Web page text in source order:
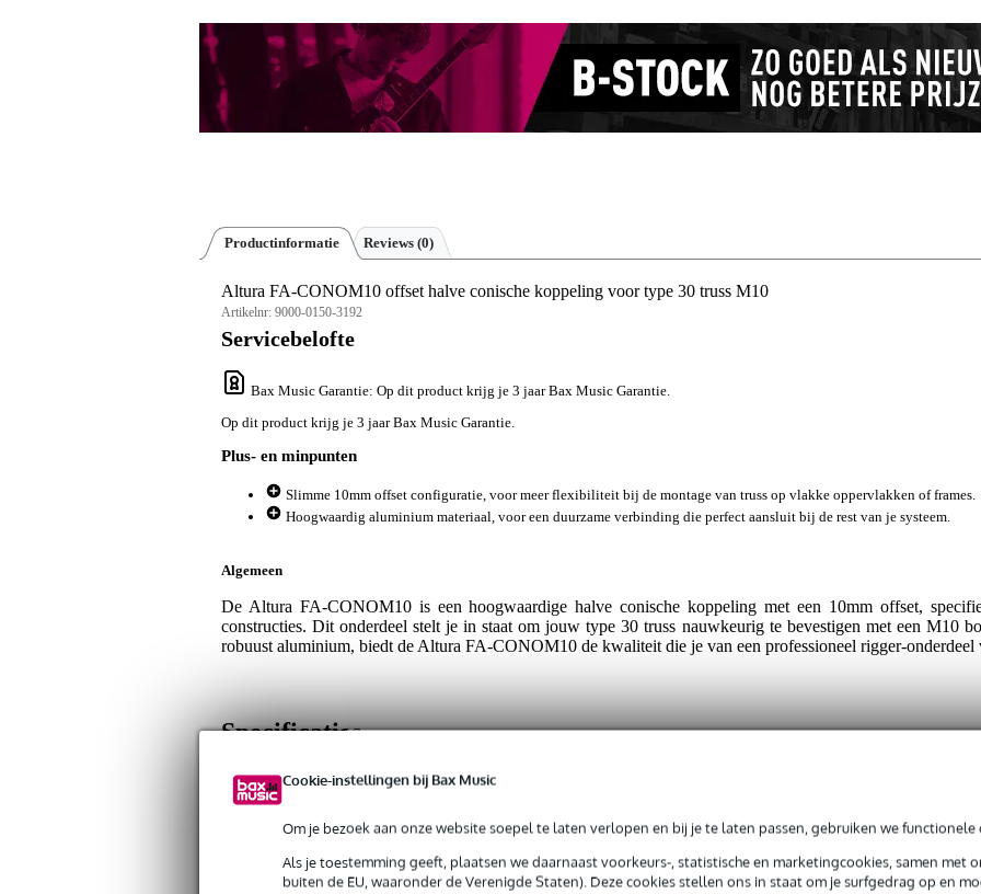
Cookie-instellingen bij Bax Music
Om je bezoek aan onze website soepel te laten verlopen en bij je te laten passen, gebruiken we functionele
Als je toestemming geeft, plaatsen we daarnaast voorkeurs-, statistische en marketingcookies, samen met
buiten de EU, waaronder de Verenigde Staten). Deze cookies stellen ons in staat om je surfgedrag op en
Productinformatie Reviews (0)
Altura FA-CONOM10 offset halve conische koppeling voor type 30 truss M10
Artikelnr: 9000-0150-3192
Servicebelofte
Bax Music Garantie: Op dit product krijg je 3 jaar Bax Music Garantie.
Op dit product krijg je 3 jaar Bax Music Garantie.
Plus- en minpunten
Slimme 10mm offset configuratie, voor meer flexibiliteit bij de montage van truss op vlakke oppervlakken of frames.
Hoogwaardig aluminium materiaal, voor een duurzame verbinding die perfect aansluit bij de rest van je systeem.
Algemeen
De Altura FA-CONOM10 is een hoogwaardige halve conische koppeling met een 10mm offset,
constructies. Dit onderdeel stelt je in staat om jouw type 30 truss nauwkeurig te bevestigen met een M10
robuust aluminium, biedt de Altura FA-CONOM10 de kwaliteit die je van een professioneel rigger-onderdeel
Specificaties
Productkenmerken